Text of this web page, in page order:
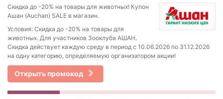
Скидка до -20% на товары для животных! Купон
Ашан (Auchan) SALE в магазин.
Условия: Скидка до -20% на товары для
животных. Для участников Зооклуба АШАН.
Скидка действует каждую среду в период с 10.06.2026 по 31.12.2026
на одну категорию, определяемую организатором акции!
Открыть промокод